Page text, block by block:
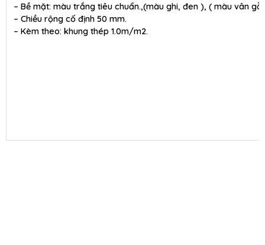
– Bề mặt: màu trắng tiêu chuẩn.,(màu ghi, đen ), ( màu vân gỗ
– Chiều rộng cố định 50 mm.
– Kèm theo: khung thép 1.0m/m2.